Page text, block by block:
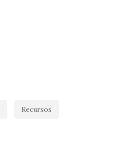
Recursos